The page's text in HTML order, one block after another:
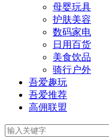
母婴玩具
护肤美容
数码家电
日用百货
美食饮品
骑行户外
吾爱趣玩
吾爱推荐
高佣联盟